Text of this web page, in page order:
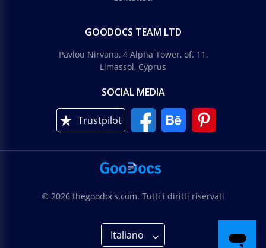
GOODOCS TEAM LTD
Pavlou Nirvana, 4 Alpha Tower, of. 11,
Limassol, Cyprus
SOCIAL MEDIA
Trustpilot
© 2026 thegoodocs.com. Tutti i diritti riservati
Italiano